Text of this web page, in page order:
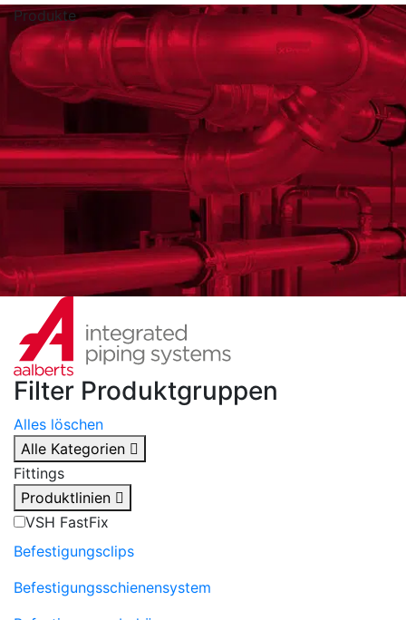
Produkte
Filter Produktgruppen
Alles löschen
Alle Kategorien
Fittings
Produktlinien
VSH FastFix
Befestigungsclips
Befestigungsschienensystem